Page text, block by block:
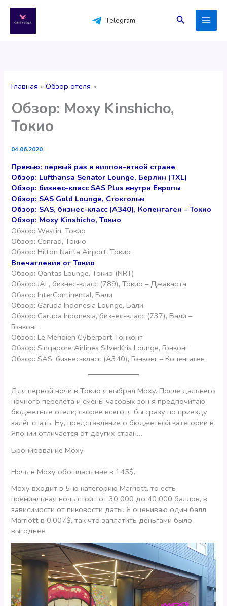
содержимому
Telegram Поиск
Главная Обзор отеля
Обзор: Moxy Kinshicho,
Токио
04.06.2020
Превью: первый раз в ниппон-ятной стране
Обзор: Lufthansa Senator Lounge, Берлин (TXL)
Обзор: бизнес-класс SAS Plus внутри Европы
Обзор: SAS Gold Lounge, Стокгольм
Обзор: SAS, бизнес-класс (A340), Копенгаген – Токио
Обзор: Moxy Kinshicho, Токио
Обзор: Westin, Токио
Обзор: Conrad, Токио
Обзор: Hilton Narita Airport, Токио
Впечатления от Токио
Обзор: Qantas Lounge, Токио (NRT)
Обзор: JAL, бизнес-класс (789), Токио – Джакарта
Обзор: InterContinental, Бали
Обзор: Garuda Indonesia Lounge, Бали
Обзор: Garuda Indonesia, бизнес-класс (737), Бали –
Гонконг
Обзор: Le Meridien Cyberport, Гонконг
Обзор: Singapore Airlines SilverKris Lounge, Гонконг
Обзор: SAS, бизнес-класс (A340), Гонконг – Копенгаген
Для первой ночи в Токио я выбрал Moxy. После дальнего
ночного перелёта и смены часовых зон я предпочитаю
бюджетные отели; скорее всего, я бы сразу по приезду
залёг спать. Ну, представление о бюджетной категории в
Японии отличается от других стран…
Бронирование Moxy
Ночь в Moxy обошлась мне в 145$.
Moxy входит в 5-ю категорию Marriott, то есть
премиальная ночь стоит от 30 000 до 40 000 баллов, в
зависимости от пиковости даты. Я оцениваю один балл
Marriott в 0,007$, так что заплатить деньгами было
выгоднее.